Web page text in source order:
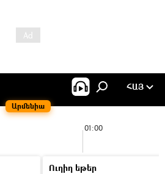
Արմենիա
ՀԱՅ
01:00
Ուղիղ եթեր